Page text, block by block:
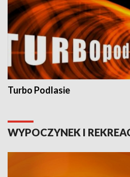
Turbo Podlasie
WYPOCZYNEK I